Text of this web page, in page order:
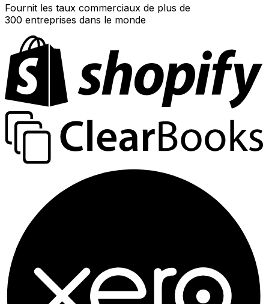
Fournit les taux commerciaux de plus de
300 entreprises dans le monde